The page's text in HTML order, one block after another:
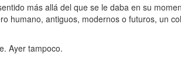
más allá del que se le daba en su
humano, antiguos, modernos o futuros, un
Ayer tampoco.